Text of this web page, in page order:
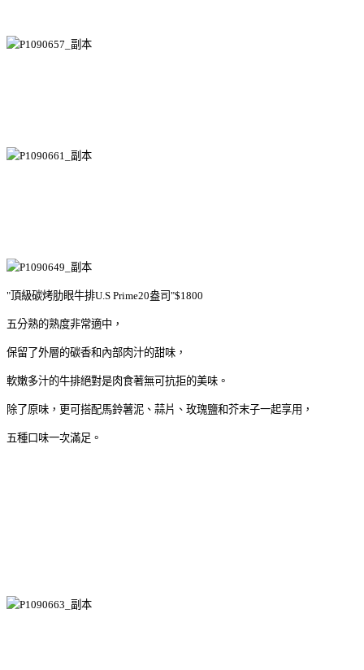
"頂級碳烤肋眼牛排U.S Prime20盎司"$1800
五分熟的熟度非常適中，
保留了外層的碳香和內部肉汁的甜味，
軟嫩多汁的牛排絕對是肉食著無可抗拒的美味。
除了原味，更可搭配馬鈴薯泥、蒜片、玫瑰鹽和芥末子一起享用，
五種口味一次滿足。